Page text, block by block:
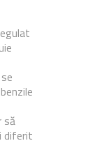
să
diferit